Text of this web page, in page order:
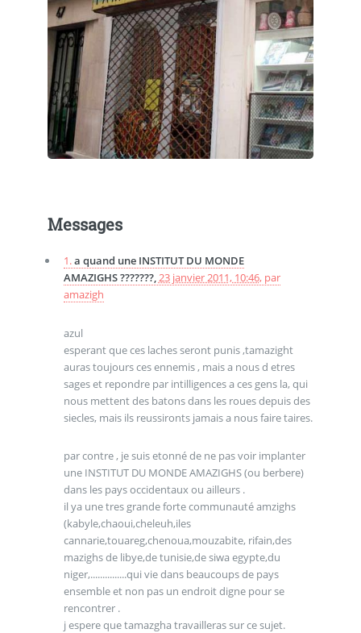
Messages
1.a quand une INSTITUT DU MONDE
AMAZIGHS ???????,23 janvier 2011, 10:46, par
amazigh
azul
esperant que ces laches seront punis ,tamazight
auras toujours ces ennemis , mais a nous d etres
sages et repondre par intilligences a ces gens la, qui
nous mettent des batons dans les roues depuis des
siecles, mais ils reussironts jamais a nous faire taires.
par contre , je suis etonné de ne pas voir implanter
une INSTITUT DU MONDE AMAZIGHS (ou berbere)
dans les pays occidentaux ou ailleurs .
il ya une tres grande forte communauté amzighs
(kabyle,chaoui,cheleuh,iles
cannarie,touareg,chenoua,mouzabite, rifain,des
mazighs de libye,de tunisie,de siwa egypte,du
niger,...............qui vie dans beaucoups de pays
ensemble et non pas un endroit digne pour se
rencontrer .
j espere que tamazgha travailleras sur ce sujet.